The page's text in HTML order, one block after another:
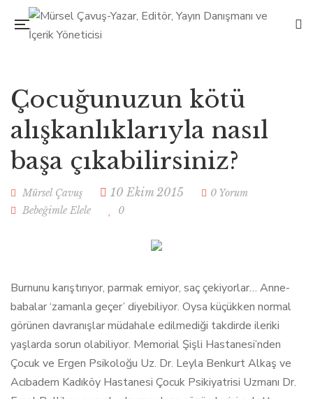
Çocuğunuzun kötü
alışkanlıklarıyla nasıl
başa çıkabilirsiniz?
Mürsel Çavuş 10 Ekim 2015
0 Yorum
Bebeğimle Elele
0
Burnunu karıştırıyor, parmak emiyor, saç çekiyorlar… Anne-
babalar ‘zamanla geçer’ diyebiliyor. Oysa küçükken normal
görünen davranışlar müdahale edilmediği takdirde ileriki
yaşlarda sorun olabiliyor. Memorial Şişli Hastanesi’nden
Çocuk ve Ergen Psikoloğu Uz. Dr. Leyla Benkurt Alkaş ve
Acıbadem Kadıköy Hastanesi Çocuk Psikiyatrisi Uzmanı Dr.